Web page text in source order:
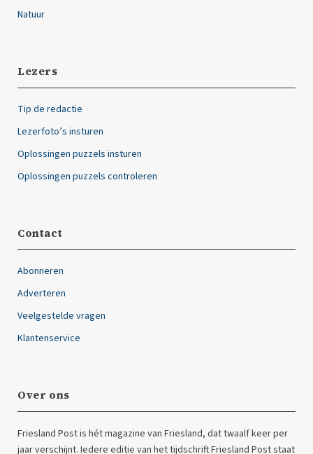
Natuur
Lezers
Tip de redactie
Lezerfoto’s insturen
Oplossingen puzzels insturen
Oplossingen puzzels controleren
Contact
Abonneren
Adverteren
Veelgestelde vragen
Klantenservice
Over ons
Friesland Post is hét magazine van Friesland, dat twaalf keer per
jaar verschijnt. Iedere editie van het tijdschrift Friesland Post staat